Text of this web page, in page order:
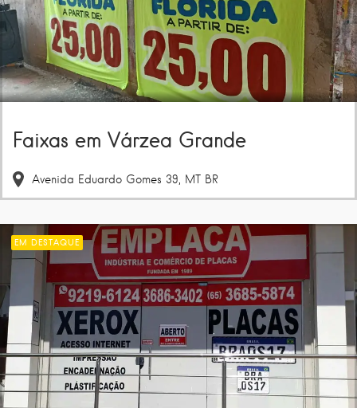
Faixas em Várzea Grande
Avenida Eduardo Gomes 39 MT BR
EM DESTAQUE